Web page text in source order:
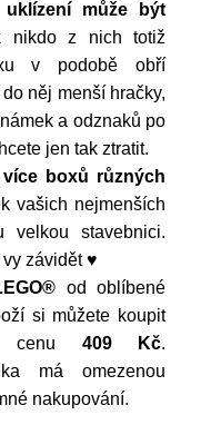
může být
nikdo z nich totiž
v podobě obří
něj menší hračky,
a odznaků po
jen tak ztratit.
více boxů různých
vašich nejmenších
stavebnici.
závidět ♥
od oblíbené
si můžete koupit
cenu 409 Kč.
má omezenou
nakupování.